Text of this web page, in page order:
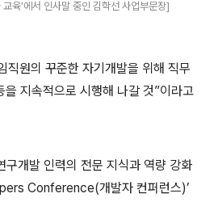
육’에서 인사말 중인 김학선 사업부문장]
직원의 꾸준한 자기개발을 위해 직무
지속적으로 시행해 나갈 것”이라고
구개발 인력의 전문 지식과 역량 강화
Conference(개발자 컨퍼런스)’